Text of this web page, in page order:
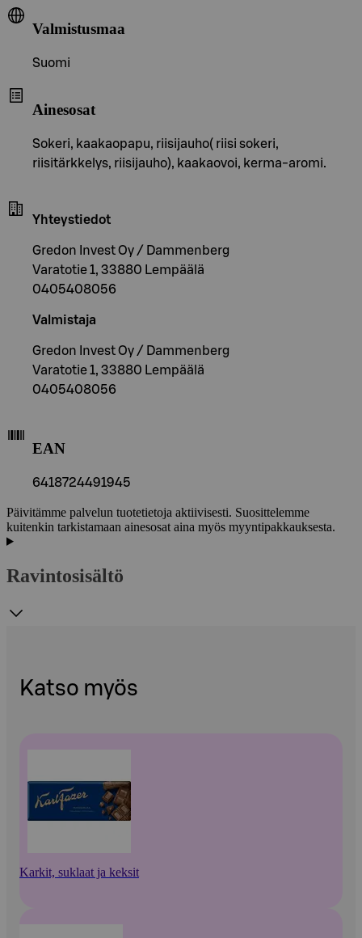
Valmistusmaa
Suomi
Ainesosat
Sokeri, kaakaopapu, riisijauho( riisi sokeri,
riisitärkkelys, riisijauho), kaakaovoi, kerma-aromi.
Yhteystiedot
Gredon Invest Oy / Dammenberg
Varatotie 1, 33880 Lempäälä
0405408056
Valmistaja
Gredon Invest Oy / Dammenberg
Varatotie 1, 33880 Lempäälä
0405408056
EAN
6418724491945
Päivitämme palvelun tuotetietoja aktiivisesti. Suosittelemme
kuitenkin tarkistamaan ainesosat aina myös myyntipakkauksesta.
Ravintosisältö
Katso myös
Karkit, suklaat ja keksit